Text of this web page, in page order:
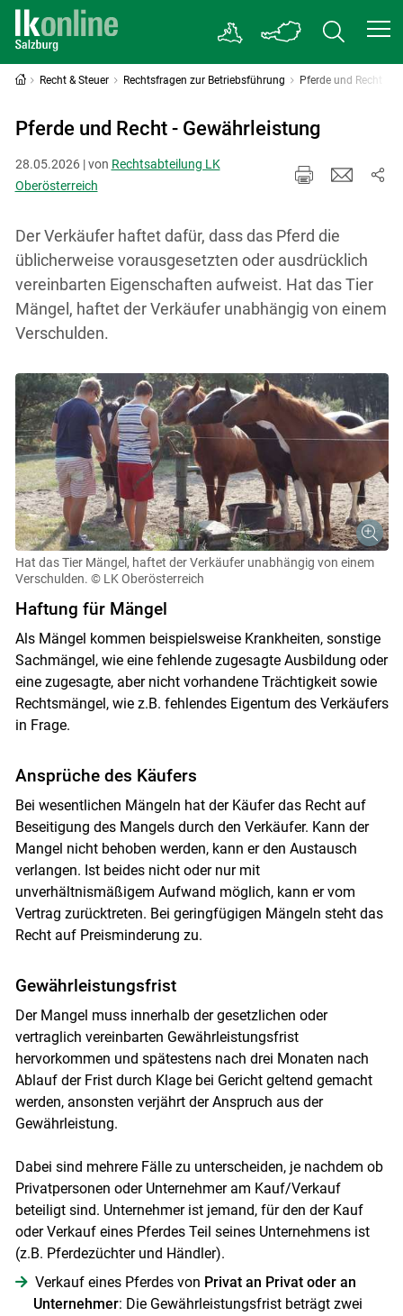
Skip to main content
Recht & Steuer Rechtsfragen zur Betriebsführung Pferde und Recht
Pferde und Recht - Gewährleistung
28.05.2026 | von Rechtsabteilung LK
Oberösterreich
Der Verkäufer haftet dafür, dass das Pferd die
üblicherweise vorausgesetzten oder ausdrücklich
vereinbarten Eigenschaften aufweist. Hat das Tier
Mängel, haftet der Verkäufer unabhängig von einem
Verschulden.
Hat das Tier Mängel, haftet der Verkäufer unabhängig von einem
Verschulden. © LK Oberösterreich
Haftung für Mängel
Als Mängel kommen beispielsweise Krankheiten, sonstige
Sachmängel, wie eine fehlende zugesagte Ausbildung oder
eine zugesagte, aber nicht vorhandene Trächtigkeit sowie
Rechtsmängel, wie z.B. fehlendes Eigentum des Verkäufers
in Frage.
Ansprüche des Käufers
Bei wesentlichen Mängeln hat der Käufer das Recht auf
Beseitigung des Mangels durch den Verkäufer. Kann der
Mangel nicht behoben werden, kann er den Austausch
verlangen. Ist beides nicht oder nur mit
unverhältnismäßigem Aufwand möglich, kann er vom
Vertrag zurücktreten. Bei geringfügigen Mängeln steht das
Recht auf Preisminderung zu.
Gewährleistungsfrist
Der Mangel muss innerhalb der gesetzlichen oder
vertraglich vereinbarten Gewährleistungsfrist
hervorkommen und spätestens nach drei Monaten nach
Ablauf der Frist durch Klage bei Gericht geltend gemacht
werden, ansonsten verjährt der Anspruch aus der
Gewährleistung.
Dabei sind mehrere Fälle zu unterscheiden, je nachdem ob
Privatpersonen oder Unternehmer am Kauf/Verkauf
beteiligt sind. Unternehmer ist jemand, für den der Kauf
oder Verkauf eines Pferdes Teil seines Unternehmens ist
(z.B. Pferdezüchter und Händler).
Verkauf eines Pferdes von Privat an Privat oder an
Unternehmer: Die Gewährleistungsfrist beträgt zwei